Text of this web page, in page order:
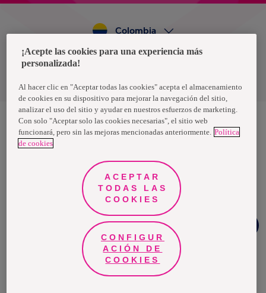
Política de privacidad de datos
Colombia
Nosotras, una marca de Essity - una compañía global líder en
higiene y salud. Cada día, mil millones de personas, en todo el
propósito es romper barreras por el bienestar en beneficio de
consumidores, pacientes, cuidadores, clientes y la sociedad en
general. Vendemos en aproximadamente 150 países bajo las
principales marcas globales TENA y Tork, así como otras marcas
como Actimove, Cutimed, JOBST, Knix, Leukoplast, Libero, Libresse,
Lotus, Modibodi, Nosotras, Saba, Tempo, TOM Organic y Zewa. En
2024, Essity tuvo ventas de aproximadamente 13 mil millones de
euros y empleó a 36,000 personas. La sede de la compañía está
ubicada en Estocolmo, Suecia, y Essity cotiza en Nasdaq Estocolmo.
Más información enwww.essity.com.
¡Acepte las cookies para una experiencia más
personalizada!
Al hacer clic en "Aceptar todas las cookies" acepta el almacenamiento
de cookies en su dispositivo para mejorar la navegación del sitio,
analizar el uso del sitio y ayudar en nuestros esfuerzos de marketing.
Con solo "Aceptar solo las cookies necesarias", el sitio web
funcionará, pero sin las mejoras mencionadas anteriormente. Política
de cookies
ACEPTAR
TODAS LAS
COOKIES
CONFIGUR
ACIÓN DE
COOKIES